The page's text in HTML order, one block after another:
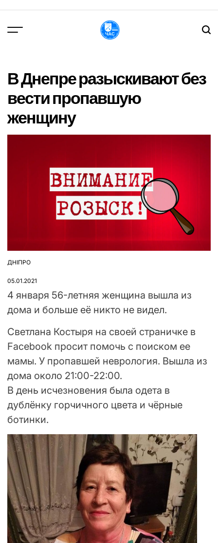
вмісту
В Днепре разыскивают без
вести пропавшую
женщину
ОПУБЛІКУВАТИ
ДНІПРО
05.01.2021
4 января 56-летняя женщина вышла из
дома и больше её никто не видел.
Светлана Костыря на своей страничке в
Facebook просит помочь с поиском ее
мамы. У пропавшей неврология. Вышла из
дома около 21:00-22:00.
В день исчезновения была одета в
дублёнку горчичного цвета и чёрные
ботинки.